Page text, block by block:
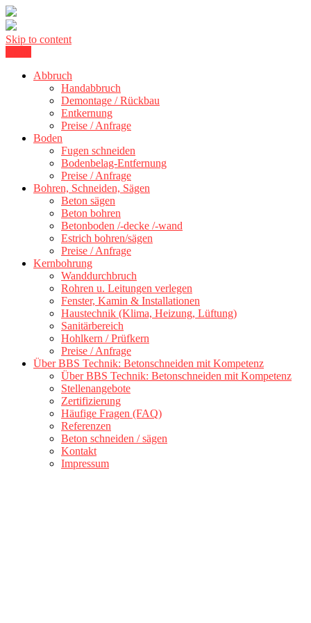
Skip to content
BBS Technik GmbH
Abbruch
Handabbruch
Demontage / Rückbau
Entkernung
Preise / Anfrage
Boden
Fugen schneiden
Bodenbelag-Entfernung
Preise / Anfrage
Bohren, Schneiden, Sägen
Beton sägen
Beton bohren
Betonboden /-decke /-wand
Estrich bohren/sägen
Preise / Anfrage
Kernbohrung
Wanddurchbruch
Rohren u. Leitungen verlegen
Fenster, Kamin & Installationen
Haustechnik (Klima, Heizung, Lüftung)
Sanitärbereich
Hohlkern / Prüfkern
Preise / Anfrage
Über BBS Technik: Betonschneiden mit Kompetenz
Über BBS Technik: Betonschneiden mit Kompetenz
Stellenangebote
Zertifizierung
Häufige Fragen (FAQ)
Referenzen
Beton schneiden / sägen
Kontakt
Impressum